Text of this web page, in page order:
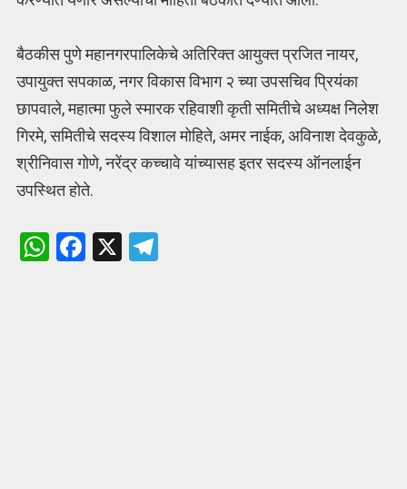
बैठकीस पुणे महानगरपालिकेचे अतिरिक्त आयुक्त प्रजित नायर,
उपायुक्त सपकाळ, नगर विकास विभाग २ च्या उपसचिव प्रियंका
छापवाले, महात्मा फुले स्मारक रहिवाशी कृती समितीचे अध्यक्ष निलेश
गिरमे, समितीचे सदस्य विशाल मोहिते, अमर नाईक, अविनाश देवकुळे,
श्रीनिवास गोणे, नरेंद्र कच्चावे यांच्यासह इतर सदस्य ऑनलाईन
उपस्थित होते.
W F X T